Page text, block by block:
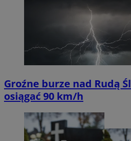
Groźne burze nad Rudą
osiągać 90 km/h